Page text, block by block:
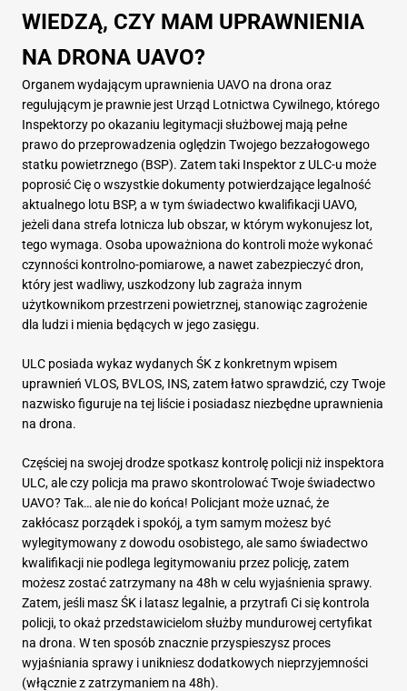
WIEDZĄ, CZY MAM UPRAWNIENIA
NA DRONA UAVO?
Organem wydającym uprawnienia UAVO na drona oraz
regulującym je prawnie jest Urząd Lotnictwa Cywilnego, którego
Inspektorzy po okazaniu legitymacji służbowej mają pełne
prawo do przeprowadzenia oględzin Twojego bezzałogowego
statku powietrznego (BSP). Zatem taki Inspektor z ULC-u może
poprosić Cię o wszystkie dokumenty potwierdzające legalność
aktualnego lotu BSP, a w tym świadectwo kwalifikacji UAVO,
jeżeli dana strefa lotnicza lub obszar, w którym wykonujesz lot,
tego wymaga. Osoba upoważniona do kontroli może wykonać
czynności kontrolno-pomiarowe, a nawet zabezpieczyć dron,
który jest wadliwy, uszkodzony lub zagraża innym
użytkownikom przestrzeni powietrznej, stanowiąc zagrożenie
dla ludzi i mienia będących w jego zasięgu.
ULC posiada wykaz wydanych ŚK z konkretnym wpisem
uprawnień VLOS, BVLOS, INS, zatem łatwo sprawdzić, czy Twoje
nazwisko figuruje na tej liście i posiadasz niezbędne uprawnienia
na drona.
Częściej na swojej drodze spotkasz kontrolę policji niż inspektora
ULC, ale czy policja ma prawo skontrolować Twoje świadectwo
UAVO? Tak… ale nie do końca! Policjant może uznać, że
zakłócasz porządek i spokój, a tym samym możesz być
wylegitymowany z dowodu osobistego, ale samo świadectwo
kwalifikacji nie podlega legitymowaniu przez policję, zatem
możesz zostać zatrzymany na 48h w celu wyjaśnienia sprawy.
Zatem, jeśli masz ŚK i latasz legalnie, a przytrafi Ci się kontrola
policji, to okaż przedstawicielom służby mundurowej certyfikat
na drona. W ten sposób znacznie przyspieszysz proces
wyjaśniania sprawy i unikniesz dodatkowych nieprzyjemności
(włącznie z zatrzymaniem na 48h).